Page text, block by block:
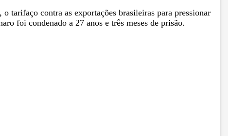
tarifaço contra as exportações brasileiras para pressionar
foi condenado a 27 anos e três meses de prisão.